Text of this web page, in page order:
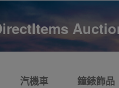
汽機車 鐘錶飾品